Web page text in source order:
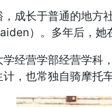
长于普通的地方
）。多年后，
营学部经营学科
，也常独自骑摩托